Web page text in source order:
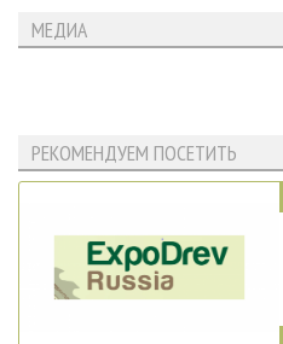
МЕДИА
РЕКОМЕНДУЕМ ПОСЕТИТЬ